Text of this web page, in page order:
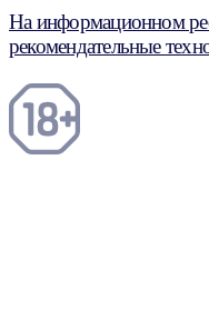
На информационном
рекомендательные